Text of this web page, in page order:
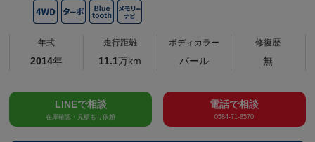
年式
2014年
走行距離
11.1万km
ボディカラー
パール
修復歴
無
LINEで相談
在庫確認・見積もり依頼
電話で相談
0584-71-8570